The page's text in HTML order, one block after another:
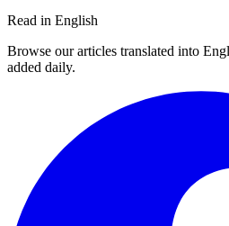
Read in English
Browse our articles translated into
added daily.